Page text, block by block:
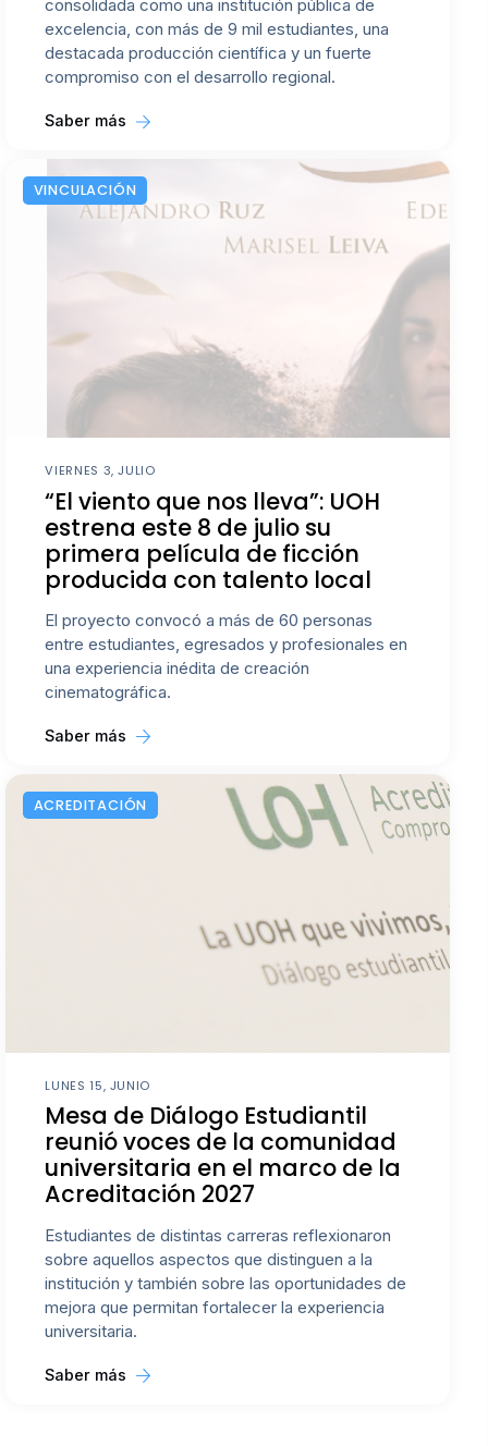
consolidada como una institución pública de
excelencia, con más de 9 mil estudiantes, una
destacada producción científica y un fuerte
compromiso con el desarrollo regional.
Saber más
VINCULACIÓN
VIERNES 3, JULIO
“El viento que nos lleva”: UOH
estrena este 8 de julio su
primera película de ficción
producida con talento local
El proyecto convocó a más de 60 personas
entre estudiantes, egresados y profesionales en
una experiencia inédita de creación
cinematográfica.
Saber más
ACREDITACIÓN
LUNES 15, JUNIO
Mesa de Diálogo Estudiantil
reunió voces de la comunidad
universitaria en el marco de la
Acreditación 2027
Estudiantes de distintas carreras reflexionaron
sobre aquellos aspectos que distinguen a la
institución y también sobre las oportunidades de
mejora que permitan fortalecer la experiencia
universitaria.
Saber más